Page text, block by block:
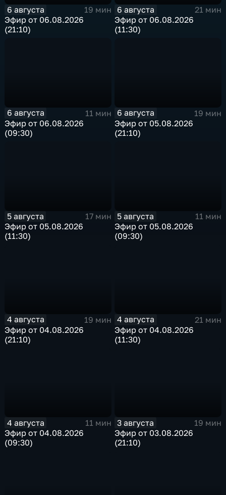
6 августа
19 мин
Эфир от 06.08.2026
(21:10)
6 августа
21 мин
Эфир от 06.08.2026
(11:30)
6 августа
11 мин
Эфир от 06.08.2026
(09:30)
6 августа
19 мин
Эфир от 05.08.2026
(21:10)
5 августа
17 мин
Эфир от 05.08.2026
(11:30)
5 августа
11 мин
Эфир от 05.08.2026
(09:30)
4 августа
19 мин
Эфир от 04.08.2026
(21:10)
4 августа
21 мин
Эфир от 04.08.2026
(11:30)
4 августа
11 мин
Эфир от 04.08.2026
(09:30)
3 августа
19 мин
Эфир от 03.08.2026
(21:10)